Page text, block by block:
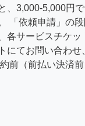
、3,000-5,000円
「依頼申請」の
各サービスチケッ
にてお問い合わせ
前（前払い決済